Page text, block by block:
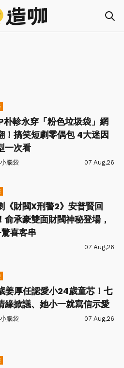
朴軫永穿「粉色垃圾袋」網
！搞笑短劇零偶包 4大迷因
一次看
腦袋 07 Aug,26
《財閥X刑警2》安普賢回
俞承豪雙面財閥神秘登場，
喜客串
07 Aug,26
姜厚任認愛小24歲童芯！七
緣掀議、她小一就寫信示愛
腦袋 07 Aug,26